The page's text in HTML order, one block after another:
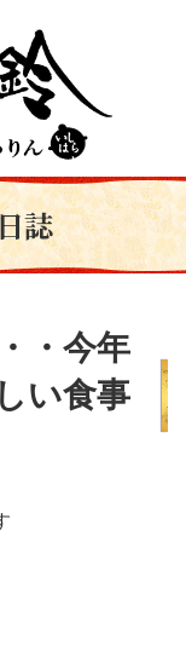
誌
・今年
い食事